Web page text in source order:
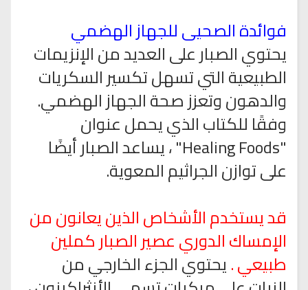
فوائدة الصحيى للجهاز الهضمي
يحتوي الصبار على العديد من الإنزيمات
الطبيعية التي تسهل تكسير السكريات
والدهون وتعزز صحة الجهاز الهضمي.
وفقًا للكتاب الذي يحمل عنوان
"Healing Foods" ، يساعد الصبار أيضًا
على توازن الجراثيم المعوية.
قد يستخدم الأشخاص الذين يعانون من
الإمساك الدوري عصير الصبار كملين
طبيعي .يحتوي الجزء الخارجي من